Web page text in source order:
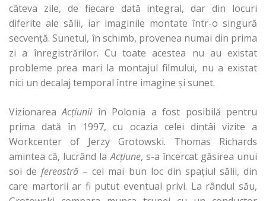
câteva zile, de fiecare dată integral, dar din locuri
diferite ale sălii, iar imaginile montate într-o singură
secvenţă. Sunetul, în schimb, provenea numai din prima
zi a înregistrărilor. Cu toate acestea nu au existat
probleme prea mari la montajul filmului, nu a existat
nici un decalaj temporal între imagine şi sunet.
VizionareaAcţiunii în Polonia a fost posibilă pentru
prima dată în 1997, cu ocazia celei dintâi vizite a
Workcenter of Jerzy Grotowski. Thomas Richards
amintea că, lucrând laAcţiune, s-a încercat găsirea unui
soi defereastră – cel mai bun loc din spaţiul sălii, din
care martorii ar fi putut eventual privi. La rândul său,